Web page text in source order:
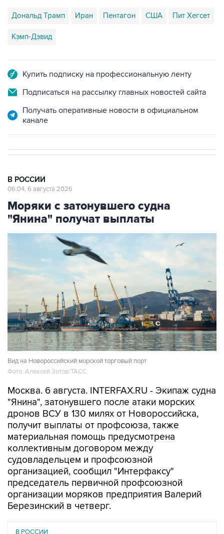
Кэмп-Дэвид
Подписаться на рассылку главных новостей сайта
Получать оперативные новости в официальном
Моряки с затонувшего судна
"Янина" получат выплаты
Вид на Новороссийский морской торговый порт
Фото: Алексей Зотов/ТАСС
Москва. 6 августа. INTERFAX.RU - Экипаж судна
дронов ВСУ в 130 милях от Новороссийска,
получит выплаты от профсоюза, также
материальная помощь предусмотрена
коллективным договором между
судовладельцем и профсоюзной
организацией, сообщил "Интерфаксу"
председатель первичной профсоюзной
организации моряков предприятия Валерий
Березинский в четверг.
В РОССИИ